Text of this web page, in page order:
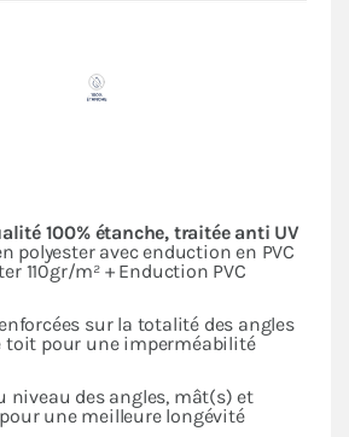
100% étanche, traitée anti UV
polyester avec enduction en PVC
110gr/m² + Enduction PVC
sur la totalité des angles
toit pour une imperméabilité
niveau des angles, mât(s) et
une meilleure longévité